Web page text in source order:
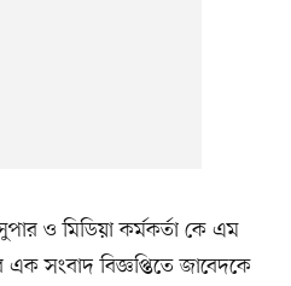
ও মিডিয়া কর্মকর্তা কে এম
সংবাদ বিজ্ঞপ্তিতে জাবেদকে